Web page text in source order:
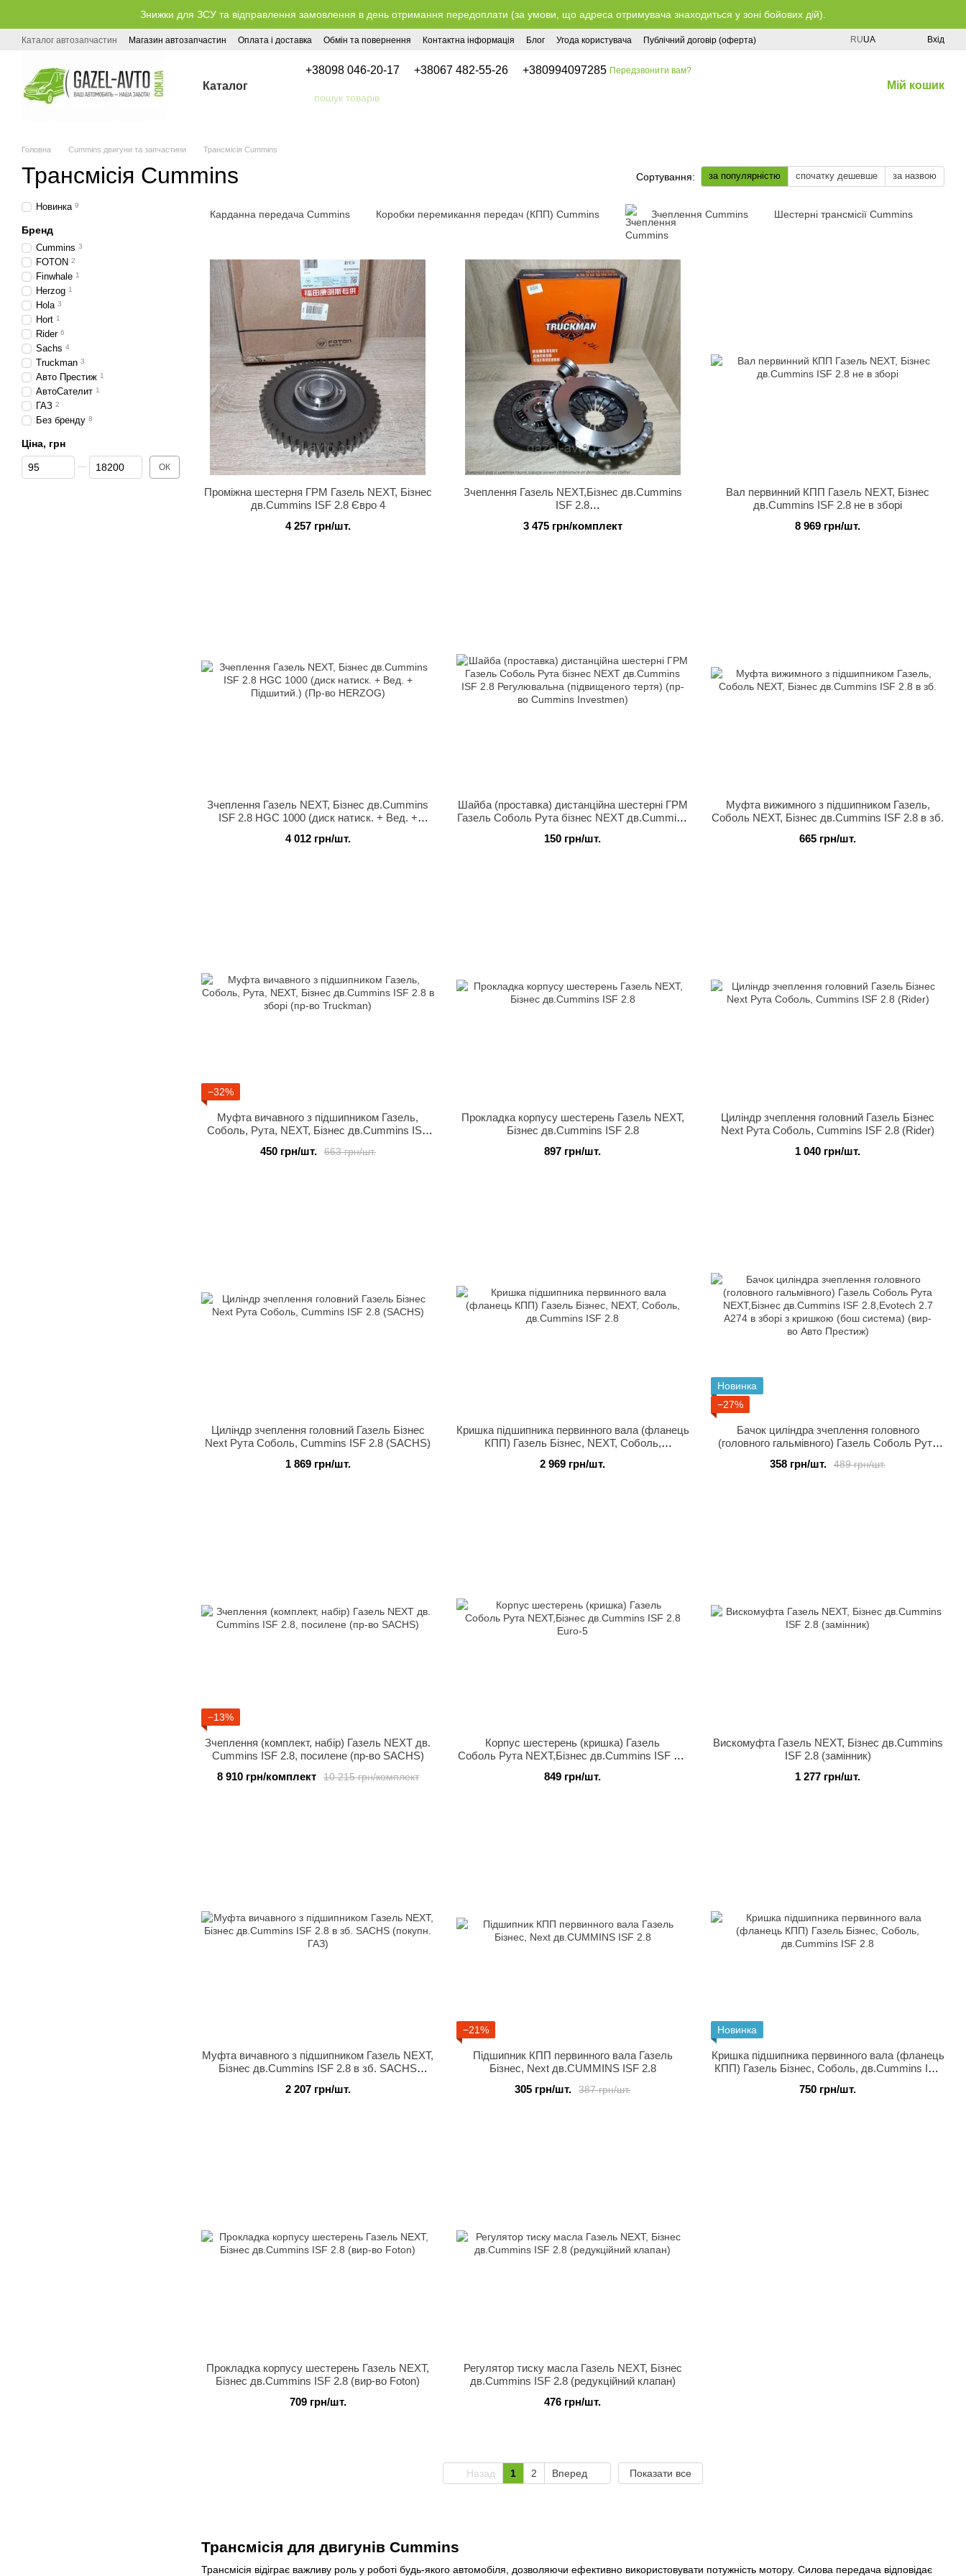
Перейти до основного контентуЗнижки для ЗСУ та відправлення замовлення в день отримання передоплати (за умови, що адреса отримувача знаходиться у зоні бойових дій).
Каталог автозапчастин Магазин автозапчастин Оплата і доставка Обмін та повернення Контактна інформація Блог Угода користувача Публічний договір (оферта) RUUA Вхід
Каталог
+38098 046-20-17 +38067 482-55-26 +380994097285 Передзвонити вам?
Мій кошик
Головна Cummins двигуни та запчастини Трансмісія Cummins
Трансмісія Cummins Сортування: за популярністю спочатку дешевше за назвою
Карданна передача Cummins Коробки перемикання передач (КПП) Cummins Зчеплення Cummins Шестерні трансмісії Cummins
Трансмісія для двигунів Cummins
Трансмісія відіграє важливу роль у роботі будь-якого автомобіля, дозволяючи ефективно використовувати потужність мотору. Силова передача відповідає
Проміжна шестерня ГРМ Газель NEXT, Бізнес
дв.Cummins ISF 2.8 Євро 4
4 257 грн/шт.
Зчеплення Газель NEXT,Бізнес дв.Cummins
ISF 2.8
Truckman)
3 475 грн/комплект
Вал первинний КПП Газель NEXT, Бізнес
дв.Cummins ISF 2.8 не в зборі
8 969 грн/шт.
Зчеплення Газель NEXT, Бізнес дв.Cummins
ISF 2.8 HGC 1000 (диск натиск. + Вед. +
4 012 грн/шт.
Шайба (проставка) дистанційна шестерні ГРМ
Газель Соболь Рута бізнес NEXT дв.Cummins
во Cummins Investmen)
150 грн/шт.
Муфта вижимного з підшипником Газель,
Соболь NEXT, Бізнес дв.Cummins ISF 2.8 в зб.
665 грн/шт.
−32%
Муфта вичавного з підшипником Газель,
Соболь, Рута, NEXT, Бізнес дв.Cummins ISF
663 грн/шт.
450 грн/шт.
Прокладка корпусу шестерень Газель NEXT,
Бізнес дв.Cummins ISF 2.8
897 грн/шт.
Циліндр зчеплення головний Газель Бізнес
Next Рута Соболь, Cummins ISF 2.8 (Rider)
1 040 грн/шт.
Циліндр зчеплення головний Газель Бізнес
Next Рута Соболь, Cummins ISF 2.8 (SACHS)
1 869 грн/шт.
Кришка підшипника первинного вала (фланець
КПП) Газель Бізнес, NEXT, Соболь,
2 969 грн/шт.
Новинка
−27%
Бачок циліндра зчеплення головного
(головного гальмівного) Газель Соболь Рута
A274 в зборі з кришкою (бош система) (вир-
489 грн/шт.
358 грн/шт.
−13%
Зчеплення (комплект, набір) Газель NEXT дв.
Cummins ISF 2.8, посилене (пр-во SACHS)
10 215 грн/комплект
8 910 грн/комплект
Корпус шестерень (кришка) Газель
Соболь Рута NEXT,Бізнес дв.Cummins ISF 2.8
849 грн/шт.
Вискомуфта Газель NEXT, Бізнес дв.Cummins
ISF 2.8 (замінник)
1 277 грн/шт.
Муфта вичавного з підшипником Газель NEXT,
Бізнес дв.Cummins ISF 2.8 в зб. SACHS
2 207 грн/шт.
−21%
Підшипник КПП первинного вала Газель
Бізнес, Next дв.CUMMINS ISF 2.8
387 грн/шт.
305 грн/шт.
Новинка
Кришка підшипника первинного вала (фланець
КПП) Газель Бізнес, Соболь, дв.Cummins ISF
750 грн/шт.
Прокладка корпусу шестерень Газель NEXT,
Бізнес дв.Cummins ISF 2.8 (вир-во Foton)
709 грн/шт.
Регулятор тиску масла Газель NEXT, Бізнес
дв.Cummins ISF 2.8 (редукційний клапан)
476 грн/шт.
Назад 1 2 Вперед Показати все
Новинка 9
Бренд
Cummins 3
FOTON 2
Finwhale 1
Herzog 1
Hola 3
Hort 1
Rider 6
Sachs 4
Truckman 3
Авто Престиж 1
АвтоСателит 1
ГАЗ 2
Без бренду 8
Ціна, грн
Від Ціна, грн
До Ціна, грн ОК